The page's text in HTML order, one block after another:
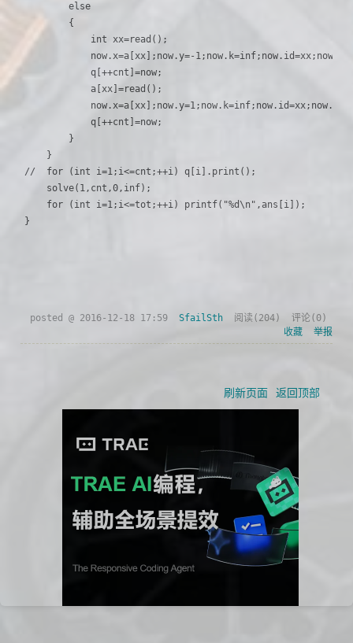
        else
        {
            int xx=read();
now.x=a[xx];now.y=-
            q[++cnt]=now;
            a[xx]=read();
            q[++cnt]=now;
        }
    }
//  for (int i=1;i<=cnt;++i) q[i].print();
    solve(1,cnt,0,inf);
    for (int i=1;i<=tot;++i) printf("%d\n",ans[i]);
posted @ 2016-12-18 17:59 SfailSth 阅读( 204) 评论( 0 )
收藏
举报
刷新页面 返回顶部